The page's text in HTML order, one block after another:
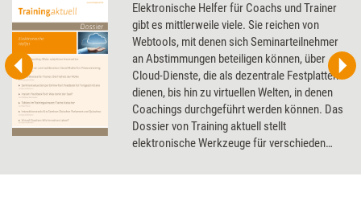
Elektronische Helfer für Coachs und Trainer
gibt es mittlerweile viele. Sie reichen von
Webtools, mit denen sich Seminarteilnehmer
an Abstimmungen beteiligen können, über
Cloud-Dienste, die als dezentrale Festplatten
dienen, bis hin zu virtuellen Welten, in denen
Coachings durchgeführt werden können. Das
Dossier von Training aktuell stellt
elektronische Werkzeuge für verschieden
Coachs sie optimal nutzen können.